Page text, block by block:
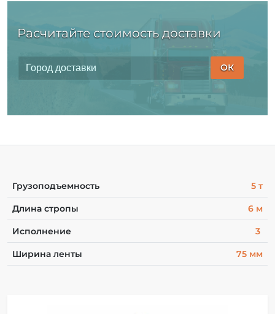
Расчитайте стоимость доставки
ОК
Грузоподъемность 5 т
Длина стропы 6 м
Исполнение 3
Ширина ленты 75 мм